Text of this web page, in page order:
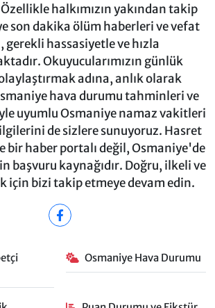
halkımızın yakından takip
son dakika ölüm haberleri ve vefat
gerekli hassasiyetle ve hızla
Okuyucularımızın günlük
adına, anlık olarak
hava durumu tahminleri ve
uyumlu Osmaniye namaz vakitleri
de sizlere sunuyoruz. Hasret
bir haber portalı değil, Osmaniye'de
başvuru kaynağıdır. Doğru, ilkeli ve
için bizi takip etmeye devam edin.
Osmaniye Hava Durumu